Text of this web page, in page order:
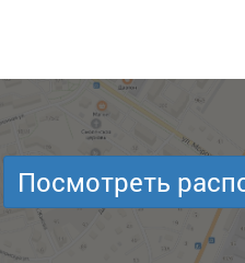
Посмотреть